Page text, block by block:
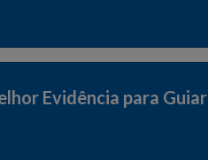
Evidência para